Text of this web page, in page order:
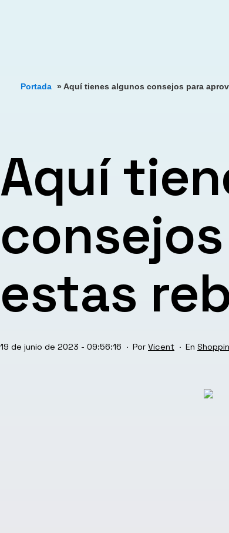
Portada »Aquí tienes algunos consejos para
Aquí
estas
Publicada
19 de junio de 2023 - 09:56:16 Por Vicent